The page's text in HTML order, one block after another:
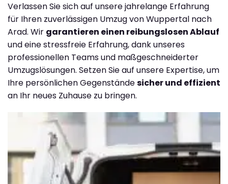
Verlassen Sie sich auf unsere jahrelange Erfahrung
für Ihren zuverlässigen Umzug von Wuppertal nach
Arad. Wir garantieren einen reibungslosen Ablauf
und eine stressfreie Erfahrung, dank unseres
professionellen Teams und maßgeschneiderter
Umzugslösungen. Setzen Sie auf unsere Expertise, um
Ihre persönlichen Gegenständesicher und effizient
an Ihr neues Zuhause zu bringen.